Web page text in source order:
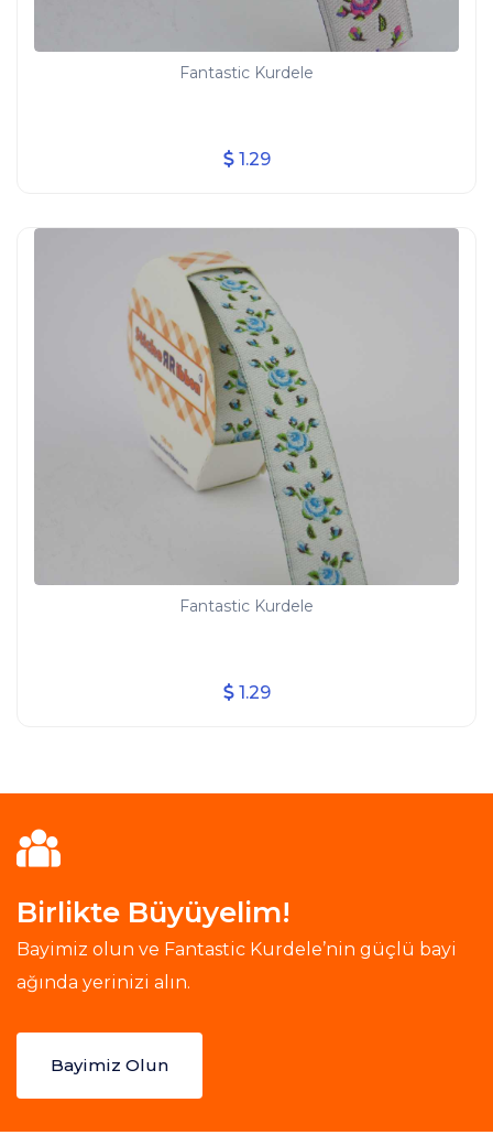
Fantastic Kurdele
1.29
Fantastic Kurdele
1.29
Birlikte Büyüyelim!
Bayimiz olun ve Fantastic Kurdele’nin güçlü bayi
ağında yerinizi alın.
Bayimiz Olun